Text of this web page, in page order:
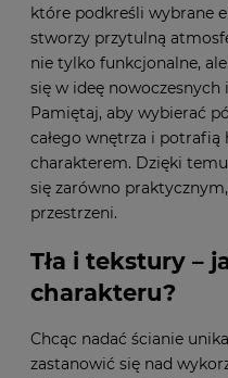
które podkreśli wybrane
stworzy przytulną
nie tylko funkcjonalne,
się w ideę
Pamiętaj, aby wybierać
całego wnętrza i potrafią
charakterem. Dzięki
się zarówno
przestrzeni.
Tła i tekstury –
charakteru?
Chcąc nadać ścianie
zastanowić się nad